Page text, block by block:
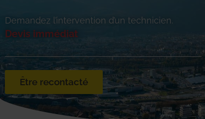
Demandez l’intervention d’un technicien.
Devis immédiat
Être recontacté